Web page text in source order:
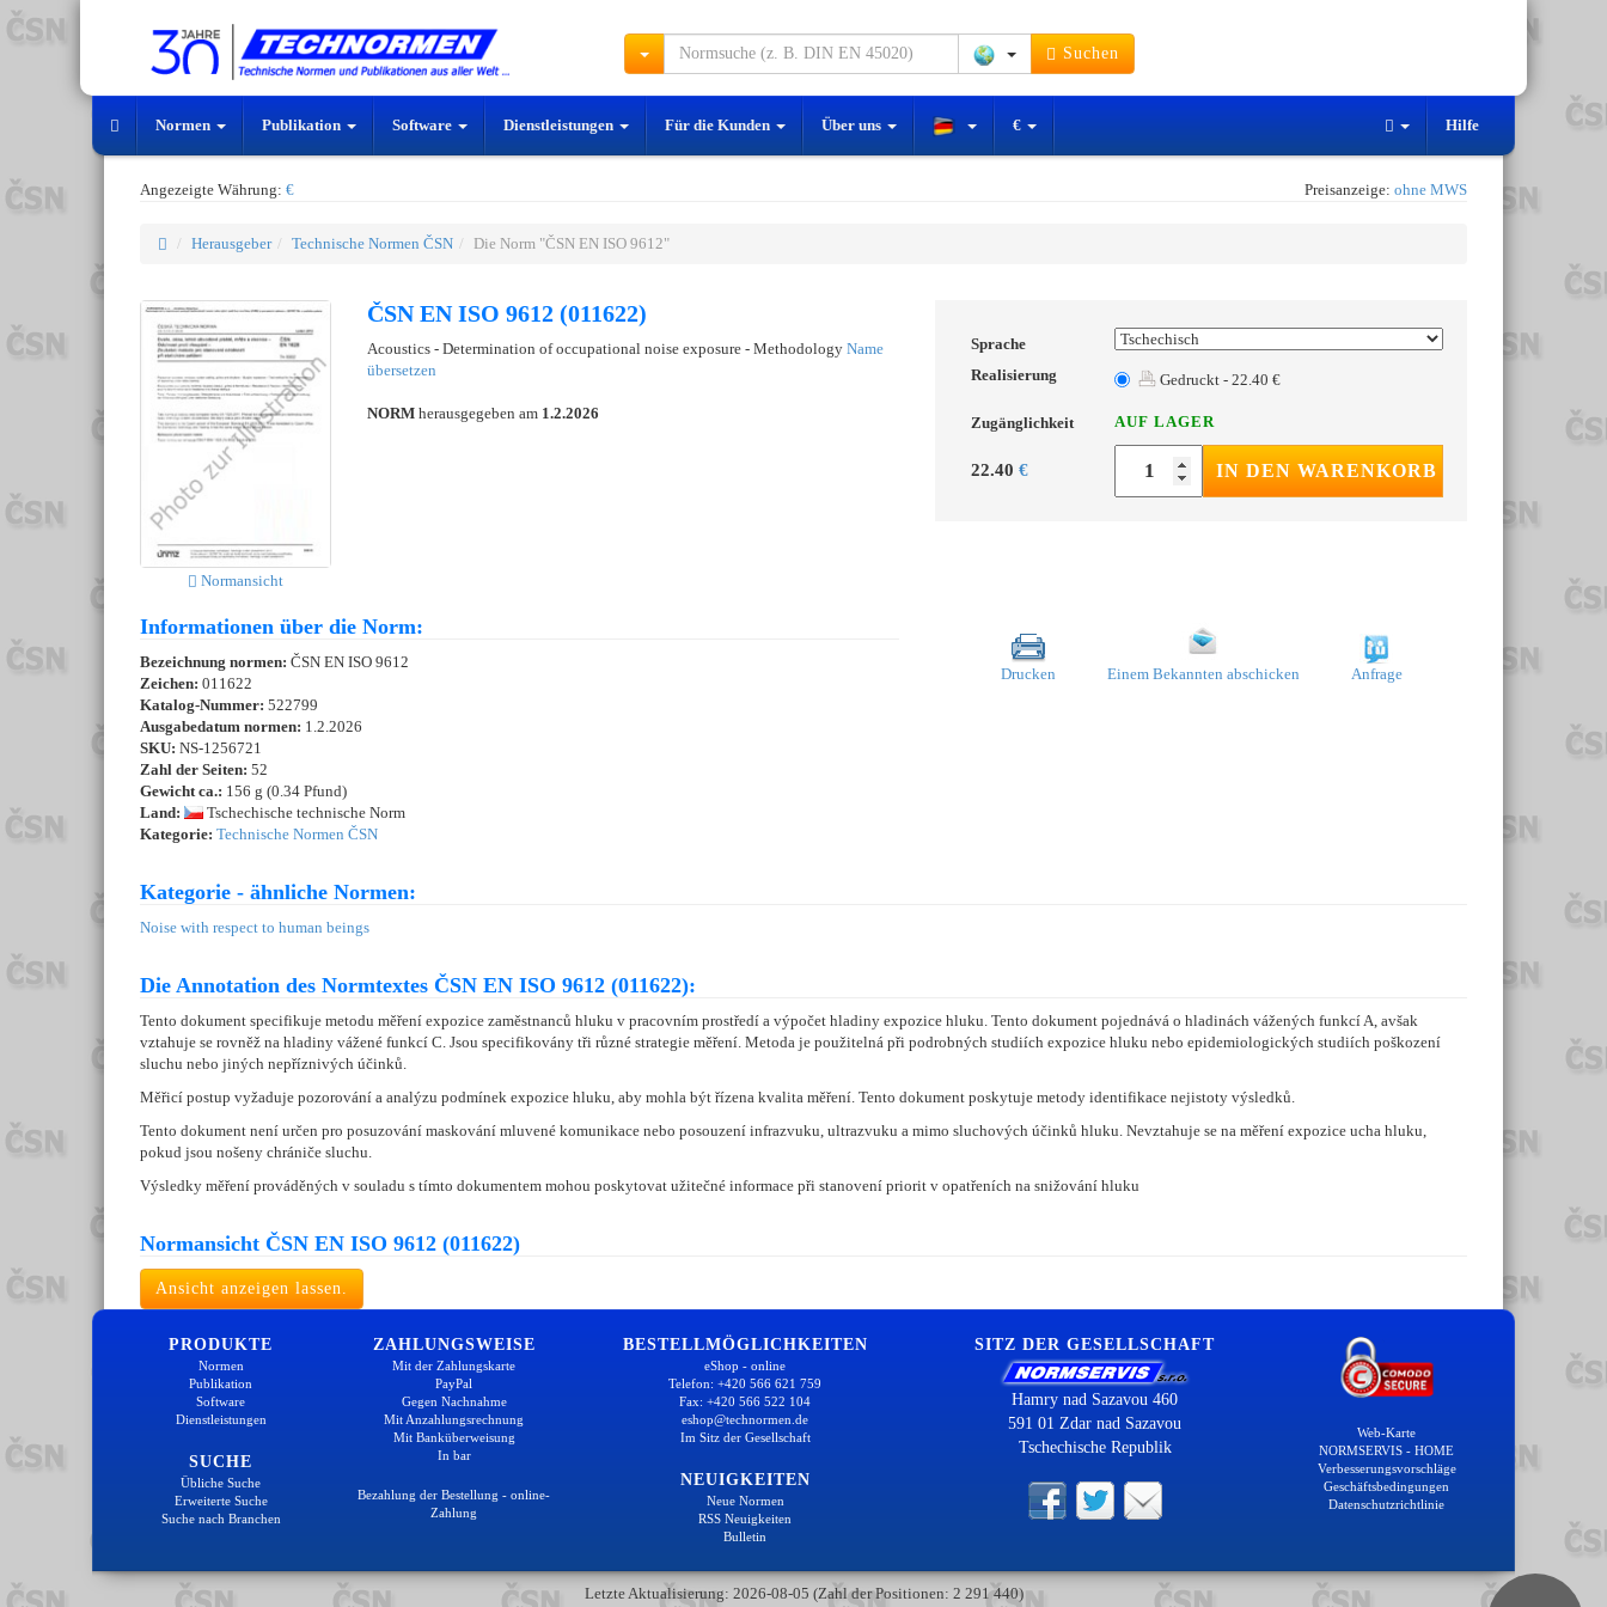
Suchen
Normen Publikation Software Dienstleistungen Für die Kunden Über uns € Hilfe
Angezeigte Währung: € Preisanzeige: ohne MWS
Herausgeber Technische Normen ČSN Die Norm "ČSN EN ISO 9612"
Normansicht
ČSN EN ISO 9612 (011622)
Acoustics - Determination of occupational noise exposure - Methodology Name
übersetzen
NORM herausgegeben am 1.2.2026
Sprache
Realisierung
Gedruckt - 22.40 €
Zugänglichkeit AUF LAGER
22.40 € IN DEN WARENKORB
Informationen über die Norm:
Bezeichnung normen: ČSN EN ISO 9612
Zeichen: 011622
Katalog-Nummer: 522799
Ausgabedatum normen: 1.2.2026
SKU: NS-1256721
Zahl der Seiten: 52
Gewicht ca.: 156 g (0.34 Pfund)
Land:
Tschechische technische Norm
Kategorie: Technische Normen ČSN
Drucken Einem Bekannten abschicken Anfrage
Kategorie - ähnliche Normen:
Noise with respect to human beings
Die Annotation des Normtextes ČSN EN ISO 9612 (011622):
Tento dokument specifikuje metodu měření expozice zaměstnanců hluku v pracovním prostředí a výpočet hladiny expozice hluku. Tento dokument pojednává o hladinách vážených funkcí A, avšak
vztahuje se rovněž na hladiny vážené funkcí C. Jsou specifikovány tři různé strategie měření. Metoda je použitelná při podrobných studiích expozice hluku nebo epidemiologických studiích poškození
sluchu nebo jiných nepříznivých účinků.
Měřicí postup vyžaduje pozorování a analýzu podmínek expozice hluku, aby mohla být řízena kvalita měření. Tento dokument poskytuje metody identifikace nejistoty výsledků.
Tento dokument není určen pro posuzování maskování mluvené komunikace nebo posouzení infrazvuku, ultrazvuku a mimo sluchových účinků hluku. Nevztahuje se na měření expozice ucha hluku,
pokud jsou nošeny chrániče sluchu.
Výsledky měření prováděných v souladu s tímto dokumentem mohou poskytovat užitečné informace při stanovení priorit v opatřeních na snižování hluku
Normansicht ČSN EN ISO 9612 (011622)
Ansicht anzeigen lassen.
PRODUKTE
Normen
Publikation
Software
Dienstleistungen
SUCHE
Übliche Suche
Erweiterte Suche
Suche nach Branchen
ZAHLUNGSWEISE
Mit der Zahlungskarte
PayPal
Gegen Nachnahme
Mit Anzahlungsrechnung
Mit Banküberweisung
In bar
Bezahlung der Bestellung - online-
Zahlung
BESTELLMÖGLICHKEITEN
eShop - online
Telefon: +420 566 621 759
Fax: +420 566 522 104
eshop@technormen.de
Im Sitz der Gesellschaft
NEUIGKEITEN
Neue Normen
RSS Neuigkeiten
Bulletin
SITZ DER GESELLSCHAFT
Hamry nad Sazavou 460
591 01 Zdar nad Sazavou
Tschechische Republik
Web-Karte
NORMSERVIS - HOME
Verbesserungsvorschläge
Geschäftsbedingungen
Datenschutzrichtlinie
Letzte Aktualisierung: 2026-08-05 (Zahl der Positionen: 2 291 440)